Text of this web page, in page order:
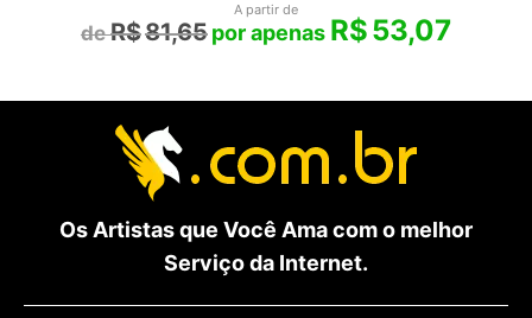
A partir de
R$81,65 R$53,07
Os Artistas que Você Ama com o melhor
Serviço da Internet.